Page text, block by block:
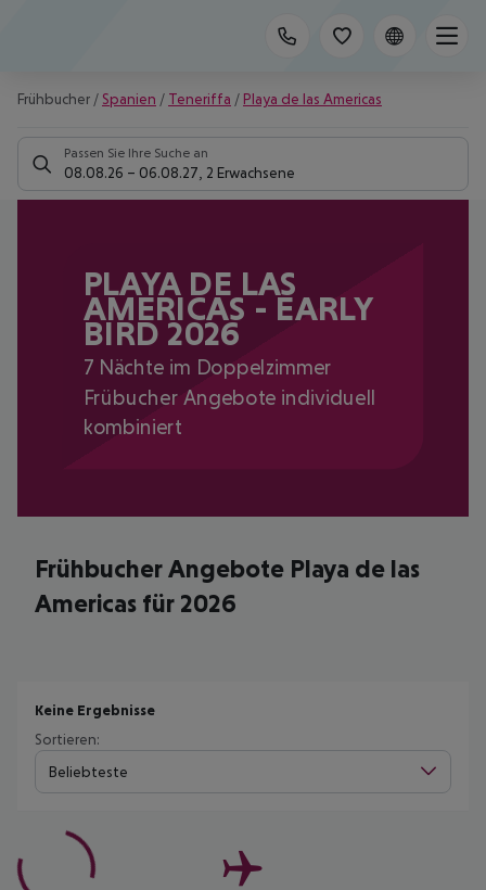
Frühbucher / Spanien / Teneriffa / Playa de las Americas
Passen Sie Ihre Suche an
08.08.26 – 06.08.27 2 Erwachsene
PLAYA DE LAS
AMERICAS - EARLY
BIRD 2026
7 Nächte im Doppelzimmer
Frübucher Angebote individuell
kombiniert
Frühbucher Angebote Playa de las
Americas für 2026
Keine Ergebnisse
Sortieren:
Beliebteste